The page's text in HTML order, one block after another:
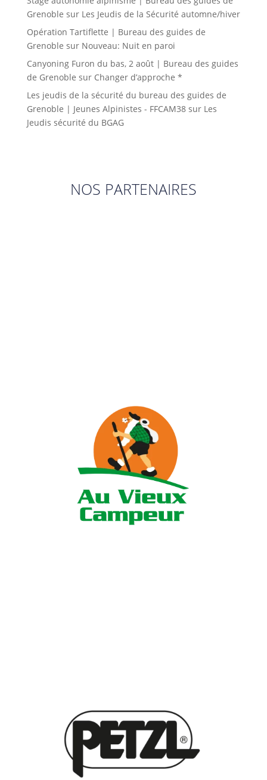
Grenoble sur Les Jeudis de la Sécurité automne/hiver
Opération Tartiflette | Bureau des guides de
Grenoble sur Nouveau: Nuit en paroi
Canyoning Furon du bas, 2 août | Bureau des guides
de Grenoble sur Changer d’approche *
Les jeudis de la sécurité du bureau des guides de
Grenoble | Jeunes Alpinistes - FFCAM38sur Les
Jeudis sécurité du BGAG
NOS PARTENAIRES